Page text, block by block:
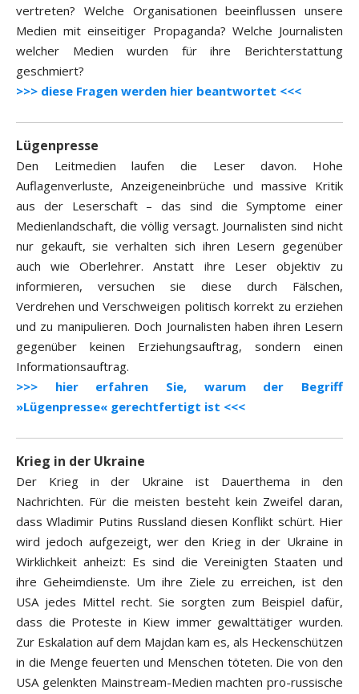
vertreten? Welche Organisationen beeinflussen unsere
Medien mit einseitiger Propaganda? Welche Journalisten
welcher Medien wurden für ihre Berichterstattung
geschmiert?
>>> diese Fragen werden hier beantwortet <<<
Lügenpresse
Den Leitmedien laufen die Leser davon. Hohe
Auflagenverluste, Anzeigeneinbrüche und massive Kritik
aus der Leserschaft – das sind die Symptome einer
Medienlandschaft, die völlig versagt. Journalisten sind nicht
nur gekauft, sie verhalten sich ihren Lesern gegenüber
auch wie Oberlehrer. Anstatt ihre Leser objektiv zu
informieren, versuchen sie diese durch Fälschen,
Verdrehen und Verschweigen politisch korrekt zu erziehen
und zu manipulieren. Doch Journalisten haben ihren Lesern
gegenüber keinen Erziehungsauftrag, sondern einen
Informationsauftrag.
>>> hier erfahren Sie, warum der Begriff
»Lügenpresse« gerechtfertigt ist <<<
Krieg in der Ukraine
Der Krieg in der Ukraine ist Dauerthema in den
Nachrichten. Für die meisten besteht kein Zweifel daran,
dass Wladimir Putins Russland diesen Konflikt schürt. Hier
wird jedoch aufgezeigt, wer den Krieg in der Ukraine in
Wirklichkeit anheizt: Es sind die Vereinigten Staaten und
ihre Geheimdienste. Um ihre Ziele zu erreichen, ist den
USA jedes Mittel recht. Sie sorgten zum Beispiel dafür,
dass die Proteste in Kiew immer gewalttätiger wurden.
Zur Eskalation auf dem Majdan kam es, als Heckenschützen
in die Menge feuerten und Menschen töteten. Die von den
USA gelenkten Mainstream-Medien machten pro-russische